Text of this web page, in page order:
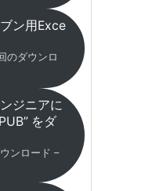
ン用Exce
のダウンロ
ジニアに
をダ
ンロード –